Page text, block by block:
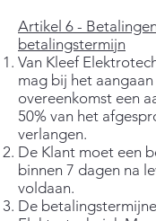
Artikel 6 -
betalingstermijn
Van Kleef
mag bij het
overeenkomst een
50% van het
verlangen.
De Klant moet een
binnen 7 dagen na
voldaan.
De